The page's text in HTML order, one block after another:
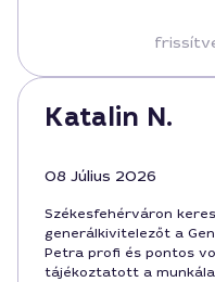
Katalin N.
08 Július 2026
Székesfehérváron
generálkivitelezőt a
Petra profi és pontos
tájékoztatott a